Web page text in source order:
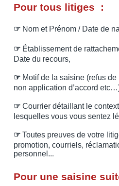
Pour tous litiges :
☞ Nom et Prénom / Date de
☞ Établissement de
Date du recours,
☞ Motif de la saisine (refus
non application d’accord
☞ Courrier détaillant le
lesquelles vous vous sentez
☞ Toutes preuves de votre
promotion, courriels,
personnel...
Pour une saisine